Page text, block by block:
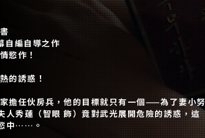
自編自導之作
慾作！
的誘惑！
任伙房兵，他的目標就只有一個——為了妻小努
秀蓮（智眼 飾）竟對武光展開危險的誘惑，這
中……。